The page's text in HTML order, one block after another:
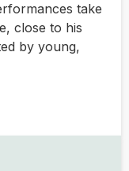
take
close to his
by young,